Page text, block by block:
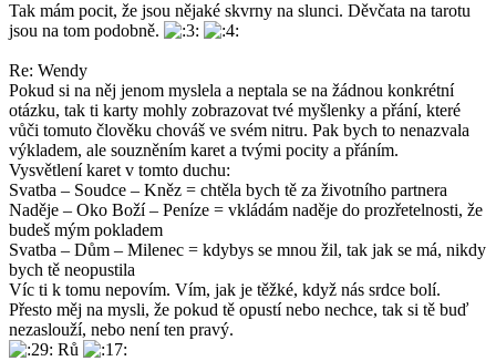
Tak mám pocit, že jsou nějaké skvrny na slunci. Děvčata na tarotu
jsou na tom podobně.
Re: Wendy
Pokud si na něj jenom myslela a neptala se na žádnou konkrétní
otázku, tak ti karty mohly zobrazovat tvé myšlenky a přání, které
vůči tomuto člověku chováš ve svém nitru. Pak bych to nenazvala
výkladem, ale souzněním karet a tvými pocity a přáním.
Vysvětlení karet v tomto duchu:
Svatba – Soudce – Kněz = chtěla bych tě za životního partnera
Naděje – Oko Boží – Peníze = vkládám naděje do prozřetelnosti, že
budeš mým pokladem
Svatba – Dům – Milenec = kdybys se mnou žil, tak jak se má, nikdy
bych tě neopustila
Víc ti k tomu nepovím. Vím, jak je těžké, když nás srdce bolí.
Přesto měj na mysli, že pokud tě opustí nebo nechce, tak si tě buď
nezaslouží, nebo není ten pravý.
Rů